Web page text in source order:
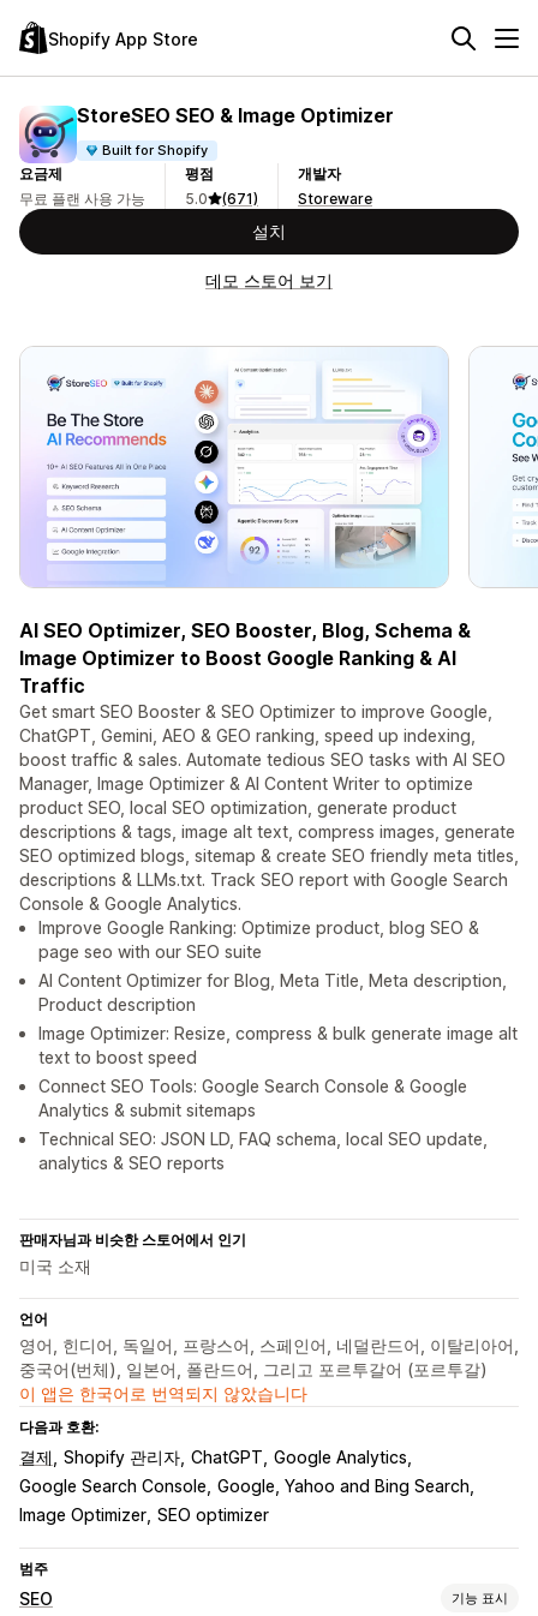
Shopify App Store
StoreSEO SEO & Image Optimizer
Built for Shopify
요금제
무료 플랜 사용 가능
평점
5.0
(671)
개발자
Storeware
설치
데모 스토어 보기
AI SEO Optimizer, SEO Booster, Blog, Schema &
Image Optimizer to Boost Google Ranking & AI
Traffic
Get smart SEO Booster & SEO Optimizer to improve Google,
ChatGPT, Gemini, AEO & GEO ranking, speed up indexing,
boost traffic & sales. Automate tedious SEO tasks with AI SEO
Manager, Image Optimizer & AI Content Writer to optimize
product SEO, local SEO optimization, generate product
descriptions & tags, image alt text, compress images, generate
SEO optimized blogs, sitemap & create SEO friendly meta titles,
descriptions & LLMs.txt. Track SEO report with Google Search
Console & Google Analytics.
Improve Google Ranking: Optimize product, blog SEO &
page seo with our SEO suite
AI Content Optimizer for Blog, Meta Title, Meta description,
Product description
Image Optimizer: Resize, compress & bulk generate image alt
text to boost speed
Connect SEO Tools: Google Search Console & Google
Analytics & submit sitemaps
Technical SEO: JSON LD, FAQ schema, local SEO update,
analytics & SEO reports
판매자님과 비슷한 스토어에서 인기
미국 소재
언어
영어, 힌디어, 독일어, 프랑스어, 스페인어, 네덜란드어, 이탈리아어,
중국어(번체), 일본어, 폴란드어, 그리고 포르투갈어 (포르투갈)
이 앱은 한국어로 번역되지 않았습니다
다음과 호환:
결제 Shopify 관리자 ChatGPT Google Analytics
Google Search Console Google, Yahoo and Bing Search
Image Optimizer SEO optimizer
범주
SEO 기능 표시